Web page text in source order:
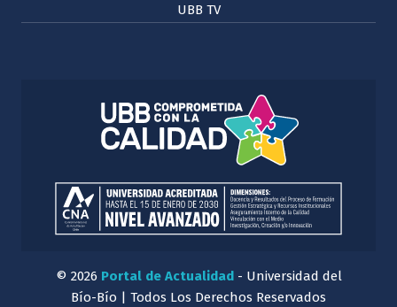
UBB TV
© 2026 Portal de Actualidad- Universidad del
Bío-Bío | Todos Los Derechos Reservados